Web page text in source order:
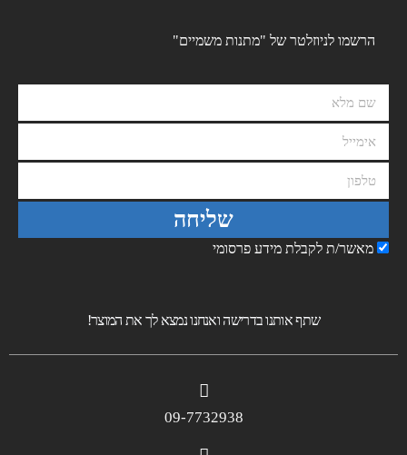
הרשמו לניוזלטר של "מתנות משמיים"
מאשר/ת לקבלת מידע פרסומי
שליחה
שתף אותנו בדרישה ואנחנו נמצא לך את המוצר!
09-7732938